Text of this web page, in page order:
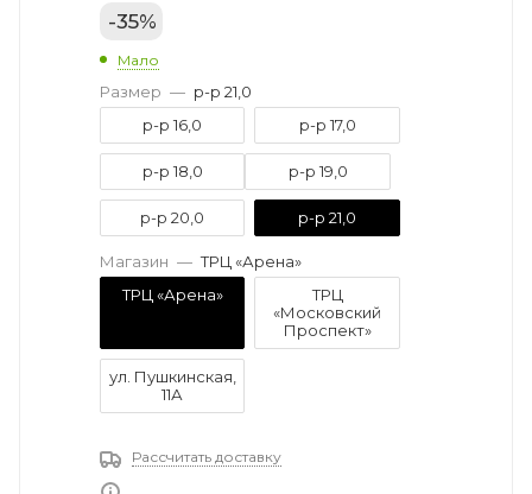
-35%
Мало
Размер — р-р 21,0
р-р 16,0
р-р 17,0
р-р 18,0 р-р 19,0
р-р 20,0 р-р 21,0
Магазин — ТРЦ «Арена»
ТРЦ «Арена»
ТРЦ
«Московский
Проспект»
ул. Пушкинская,
11А
Рассчитать доставку